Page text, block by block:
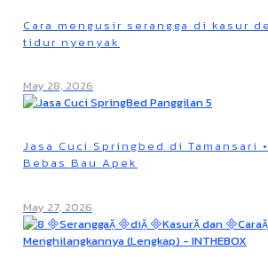
Cara mengusir serangga di kasur
tidur nyenyak
May 28, 2026
Jasa Cuci Springbed di Tamansari •
Bebas Bau Apek
May 27, 2026